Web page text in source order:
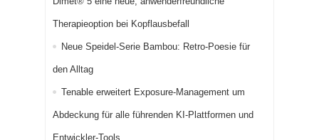
Therapieoption bei Kopflausbefall
Neue Speidel-Serie Bambou: Retro-Poesie für
den Alltag
Tenable erweitert Exposure-Management um
Abdeckung für alle führenden KI-Plattformen und
Entwickler-Tools